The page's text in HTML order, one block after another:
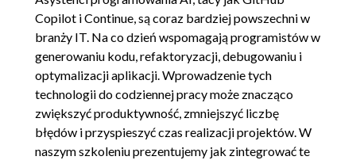
4. Dobre praktyki pisania kodu i
czysty kod
00:31:37
4.1. Zasady DRY i YAGNI
00:14:17
4.2. Czysty kod i praca z React
00:17:20
5. Narzędzia, technologie i asystenci
programowania
00:08:27
Copilot i Continue, są coraz bardziej powszechni w
branży IT. Na co dzień wspomagają programistów w
generowaniu kodu, refaktoryzacji, debugowaniu i
optymalizacji aplikacji. Wprowadzenie tych
technologii do codziennej pracy może znacząco
zwiększyć produktywność, zmniejszyć liczbę
błędów i przyspieszyć czas realizacji projektów. W
naszym szkoleniu prezentujemy jak zintegrować te